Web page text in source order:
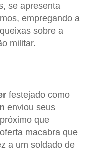
se apresenta
empregando a
sobre a
militar.
festejado como
enviou seus
que
macabra que
a um soldado de